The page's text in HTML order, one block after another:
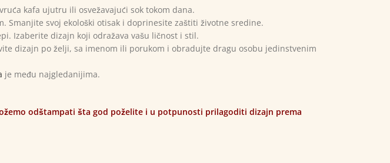
kafa ujutru ili osvežavajući sok tokom dana.
svoj ekološki otisak i doprinesite zaštiti životne sredine.
Izaberite dizajn koji odražava vašu ličnost i stil.
dizajn po želji, sa imenom ili porukom i obradujte dragu osobu jedinstvenim
je među najgledanijima.
odštampati šta god poželite i u potpunosti prilagoditi dizajn prema